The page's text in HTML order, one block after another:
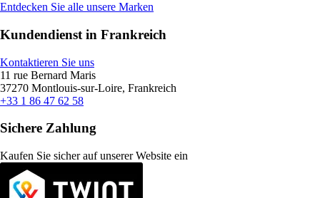
Entdecken Sie alle unsere Marken
Kundendienst in Frankreich
Kontaktieren Sie uns
11 rue Bernard Maris
37270 Montlouis-sur-Loire, Frankreich
+33 1 86 47 62 58
Sichere Zahlung
Kaufen Sie sicher auf unserer Website ein